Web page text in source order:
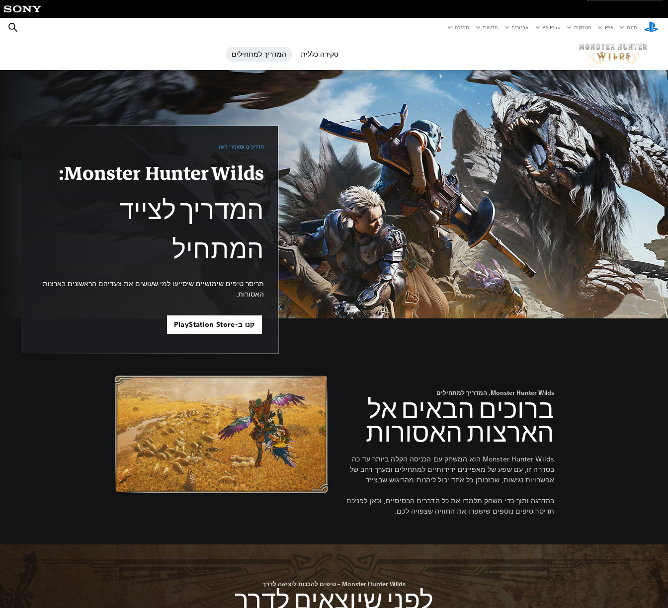
חנות PS5‏ משחקים PS Plus אביזרים חדשות תמיכה
חיפוש
סקירה כללית המדריך למתחילים
מדריכים ומאמרי דעה
Monster Hunter Wilds:
המדריך לצייד
המתחיל
תריסר טיפים שימושיים שיסייעו למי שעושים את צעדיהם הראשונים בארצות
האסורות.
קנו ב-PlayStation Store
Monster Hunter Wilds, המדריך למתחילים
ברוכים הבאים אל
הארצות האסורות
Monster Hunter Wilds הוא המשחק עם הכניסה הקלה ביותר עד כה
בסדרה זו, עם שפע של מאפיינים ידידותיים למתחילים ומערך רחב של
אפשרויות נגישות, שבזכותן כל אחד יכול ליהנות מהריגוש שבצייד.
בהדרגה ותוך כדי משחק תלמדו את כל הדברים הבסיסיים, וכאן לפניכם
תריסר טיפים נוספים שישפרו את החוויה שצפויה לכם.
Monster Hunter Wilds – טיפים להכנות ליציאה לדרך